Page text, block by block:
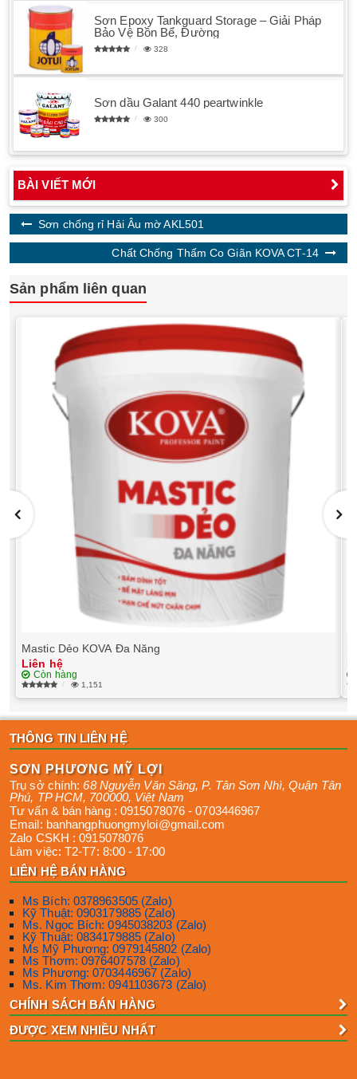
Sơn Epoxy Tankguard Storage – Giải Pháp
Bảo Vệ Bồn Bể, Đường
328
Sơn dầu Galant 440 peartwinkle
300
BÀI VIẾT MỚI
Sơn chống rỉ Hải Âu mờ AKL501
Chất Chống Thấm Co Giãn KOVA CT-14
Sản phẩm liên quan
Mastic Dẻo KOVA Đa Năng
Liên hệ
Còn hàng
1,151
THÔNG TIN LIÊN HỆ
SƠN PHƯƠNG MỸ LỢI
Trụ sở chính:68 Nguyễn Văn Săng, P. Tân Sơn Nhì,Quận Tân
Phú, TP HCM, 700000, Việt Nam
Tư vấn & bán hàng : 0915078076 -0703446967
Email: banhangphuongmyloi@gmail.com
Zalo CSKH :0915078076
Làm việc: T2-T7: 8:00 - 17:00
LIÊN HỆ BÁN HÀNG
Ms Bích: 0378963505 (Zalo)
Kỹ Thuật: 0903179885 (Zalo)
Ms. Ngọc Bích: 0945038203 (Zalo)
Kỹ Thuật: 0834179885 (Zalo)
Ms Mỹ Phương: 0979145802 (Zalo)
Ms Thơm: 0976407578 (Zalo)
Ms Phương: 0703446967 (Zalo)
Ms. Kim Thơm: 0941103673 (Zalo)
CHÍNH SÁCH BÁN HÀNG
ĐƯỢC XEM NHIỀU NHẤT